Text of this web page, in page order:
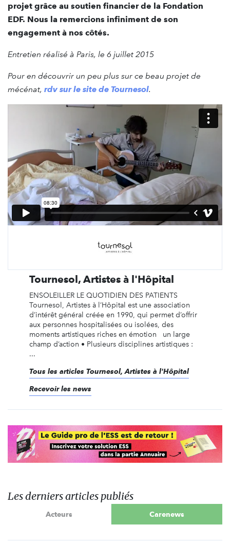
projet grâce au soutien financier de la Fondation
EDF. Nous la remercions infiniment de son
engagement à nos côtés.
Entretien réalisé à Paris, le 6 juillet 2015
Pour en découvrir un peu plus sur ce beau projet de
mécénat, rdv sur le site de Tournesol.
Tournesol, Artistes à l'Hôpital
ENSOLEILLER LE QUOTIDIEN DES PATIENTS
Tournesol, Artistes à l’Hôpital est une association
d’intérêt général créée en 1990, qui permet d’offrir
aux personnes hospitalisées ou isolées, des
moments artistiques riches en émotion un large
champ d’action • Plusieurs disciplines artistiques :
...
Tous les articles Tournesol, Artistes à l'Hôpital
Recevoir les news
Les derniers articles publiés
Acteurs Carenews